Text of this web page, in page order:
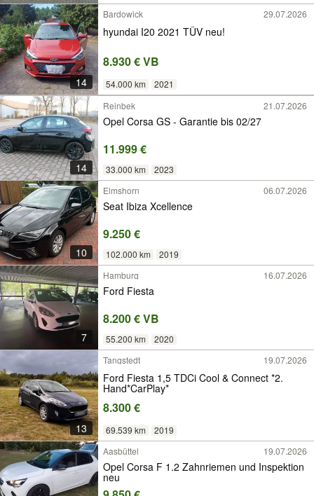
14
Bardowick 29.07.2026
hyundai I20 2021 TÜV neu!
8.930 € VB
54.000 km 2021
14
Reinbek 21.07.2026
Opel Corsa GS - Garantie bis 02/27
11.999 €
33.000 km 2023
10
Elmshorn 06.07.2026
Seat Ibiza Xcellence
9.250 €
102.000 km 2019
7
Hamburg 16.07.2026
Ford Fiesta
8.200 € VB
55.200 km 2020
13
Tangstedt 19.07.2026
Ford Fiesta 1,5 TDCi Cool & Connect *2.
Hand*CarPlay*
8.300 €
69.539 km
2019
Aasbüttel
19.07.2026
Opel Corsa F 1.2 Zahnriemen und Inspektion
neu